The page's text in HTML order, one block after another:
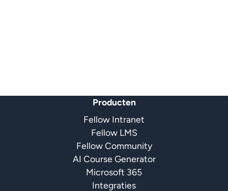
Producten
Fellow Intranet
Fellow LMS
Fellow Community
AI Course Generator
Microsoft 365
Integraties